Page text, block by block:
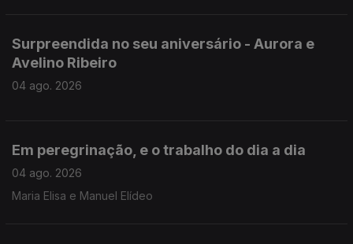
Surpreendida no seu aniversário - Aurora e
Avelino Ribeiro
04 ago. 2026
Em peregrinação, e o trabalho do dia a dia
04 ago. 2026
Maria Elisa e Manuel Elídeo